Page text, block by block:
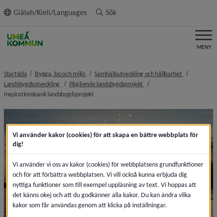
innehållet
Giälah/Kieli/Languages Sök
MENY
Startsida Bygga, bo och miljö nivå i brödsmulenavigeringen
Samhällsutveckling och hållbarhet nivå i
Landsbygdsutveckling nivå i brödsmulenavigeringen
Pågående landsbygdsprojekt
nivå i
Inspirationsbank landsbygdsprojektnivå i brödsmulenavigeringen
Vi använder kakor (cookies) för att skapa en bättre webbplats för
dig!
Vi använder vi oss av kakor (cookies) för webbplatsens grundfunktioner
och för att förbättra webbplatsen. Vi vill också kunna erbjuda dig
nyttiga funktioner som till exempel uppläsning av text. Vi hoppas att
det känns okej och att du godkänner alla kakor. Du kan ändra vilka
kakor som får användas genom att klicka på inställningar.